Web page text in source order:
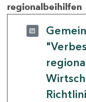
regionalbeihilfen